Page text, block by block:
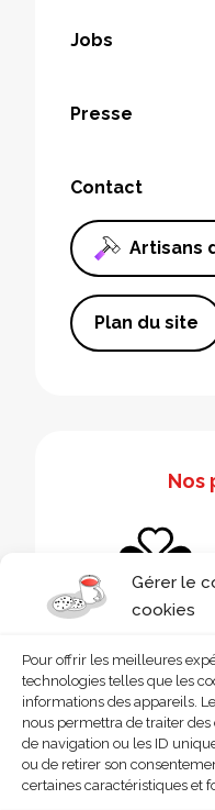
Gérer le
cookies
Pour offrir les meilleures
technologies telles que les
informations des appareils.
nous permettra de traiter
de navigation ou les ID
ou de retirer son
certaines caractéristiques et
Jobs
Presse
Contact
Artisans
Plan du site
Nos